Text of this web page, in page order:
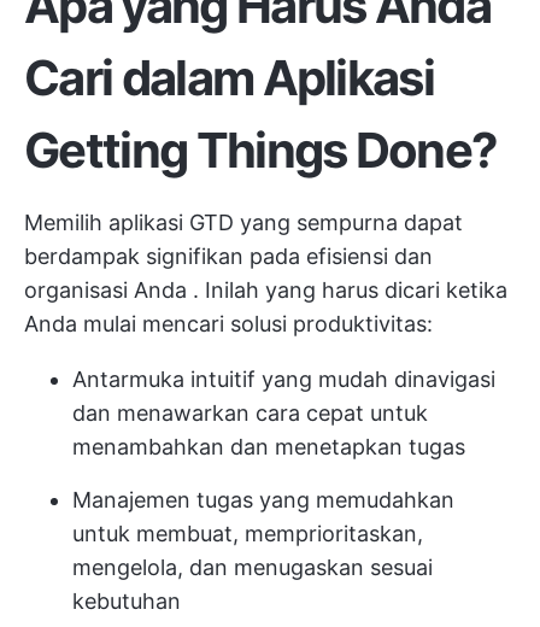
Cari dalam Aplikasi
Getting Things Done?
Memilih aplikasi GTD yang sempurna dapat
berdampak signifikan pada efisiensi dan
organisasi Anda . Inilah yang harus dicari ketika
Anda mulai mencari solusi produktivitas:
Antarmuka intuitif yang mudah dinavigasi
dan menawarkan cara cepat untuk
menambahkan dan menetapkan tugas
Manajemen tugas yang memudahkan
untuk membuat, memprioritaskan,
mengelola, dan menugaskan sesuai
kebutuhan